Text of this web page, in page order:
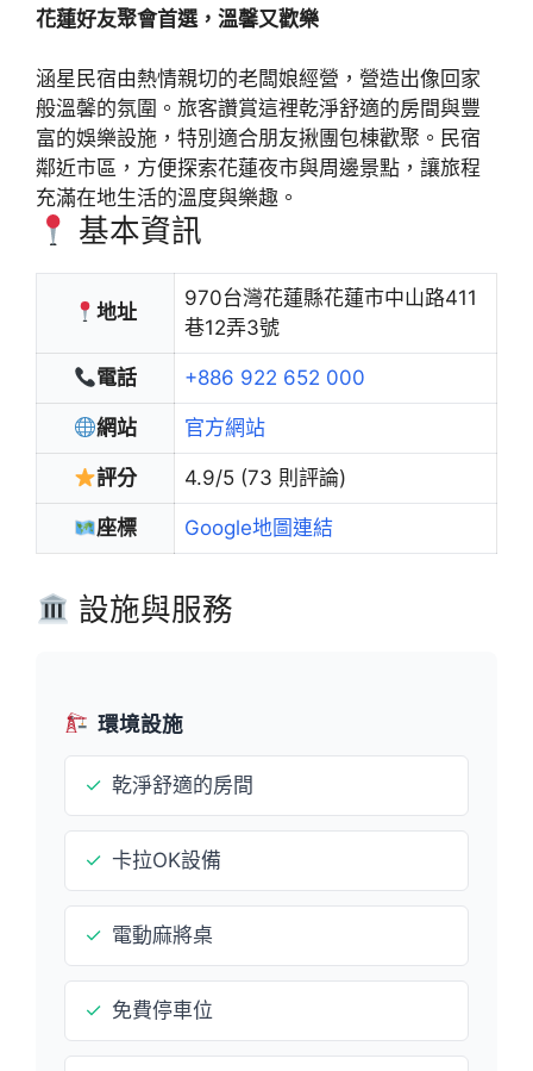
花蓮好友聚會首選，溫馨又歡樂
涵星民宿由熱情親切的老闆娘經營，營造出像回家
般溫馨的氛圍。旅客讚賞這裡乾淨舒適的房間與豐
富的娛樂設施，特別適合朋友揪團包棟歡聚。民宿
鄰近市區，方便探索花蓮夜市與周邊景點，讓旅程
充滿在地生活的溫度與樂趣。
基本資訊
地址
970台灣花蓮縣花蓮市中山路411
巷12弄3號
電話 +886 922 652 000
網站 官方網站
評分 4.9/5 (73 則評論)
座標 Google地圖連結
設施與服務
環境設施
✓ 乾淨舒適的房間
✓ 卡拉OK設備
✓ 電動麻將桌
✓ 免費停車位